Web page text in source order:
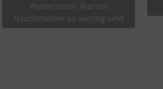
Weiterlesen: Warum
Rauchmelder so wichtig sind